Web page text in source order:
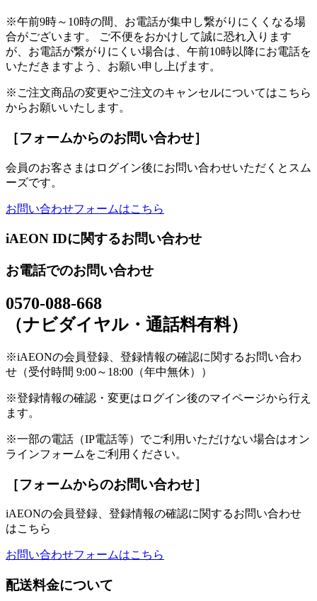
※午前9時～10時の間、お電話が集中し繋がりにくくなる場
合がございます。 ご不便をおかけして誠に恐れ入ります
が、お電話が繋がりにくい場合は、午前10時以降にお電話を
いただきますよう、お願い申し上げます。
※ご注文商品の変更やご注文のキャンセルについてはこちら
からお願いいたします。
［フォームからのお問い合わせ］
会員のお客さまはログイン後にお問い合わせいただくとスム
ーズです。
お問い合わせフォームはこちら
iAEON IDに関するお問い合わせ
お電話でのお問い合わせ
0570-088-668
（ナビダイヤル・通話料有料）
※iAEONの会員登録、登録情報の確認に関するお問い合わ
せ（受付時間 9:00～18:00（年中無休））
※登録情報の確認・変更はログイン後のマイページから行え
ます。
※一部の電話（IP電話等）でご利用いただけない場合はオン
ラインフォームをご利用ください。
［フォームからのお問い合わせ］
iAEONの会員登録、登録情報の確認に関するお問い合わせ
はこちら
お問い合わせフォームはこちら
配送料金について